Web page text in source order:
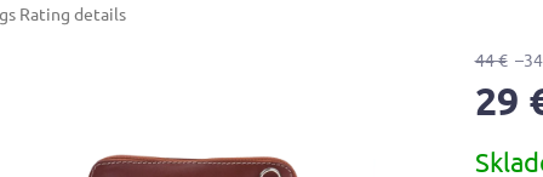
Rating details
44 €
29
price: